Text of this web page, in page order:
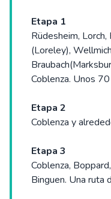
Etapa 1
Rüdesheim, Lorch,
(Loreley),
Coblenza. Unos
Etapa 2
Coblenza y
Etapa 3
Coblenza,
Binguen. Una ruta